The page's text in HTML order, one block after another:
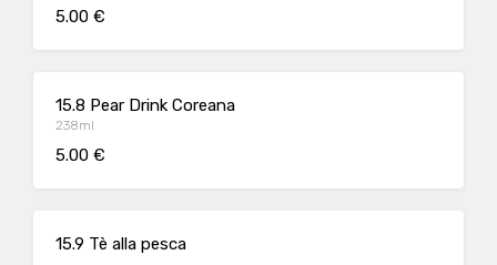
5.00 €
15.8 Pear Drink Coreana
238ml
5.00 €
15.9 Tè alla pesca